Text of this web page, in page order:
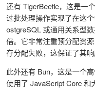
还有 TigerBeetle，这是一
过批处理操作实现了在这
ostgreSQL 或通用关系型
倍。它非常注重预分配资
存分配失败，这保证了其
此外还有 Bun，这是一个
使用了 JavaScript Core